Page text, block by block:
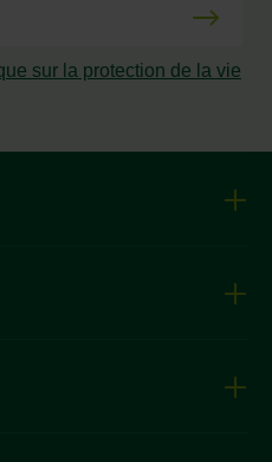
sur la protection de la vie